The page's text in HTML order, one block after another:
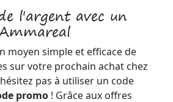
l'argent avec un
moyen simple et efficace de
sur votre prochain achat chez
pas à utiliser un code
promo ! Grâce aux offres